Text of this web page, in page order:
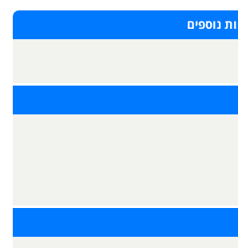
נוספים